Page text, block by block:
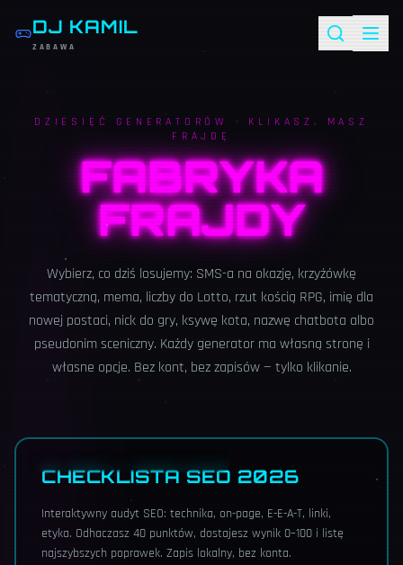
DJ KAMIL
ZABAWA
DZIESIĘĆ GENERATORÓW · KLIKASZ, MASZ
FRAJDĘ
FABRYKA
FRAJDY
Wybierz, co dziś losujemy: SMS-a na okazję, krzyżówkę
tematyczną, mema, liczby do Lotto, rzut kością RPG, imię dla
nowej postaci, nick do gry, ksywę kota, nazwę chatbota albo
pseudonim sceniczny. Każdy generator ma własną stronę i
własne opcje. Bez kont, bez zapisów — tylko klikanie.
CHECKLISTA SEO 2026
Interaktywny audyt SEO: technika, on-page, E-E-A-T, linki,
etyka. Odhaczasz 40 punktów, dostajesz wynik 0–100 i listę
najszybszych poprawek. Zapis lokalny, bez konta.